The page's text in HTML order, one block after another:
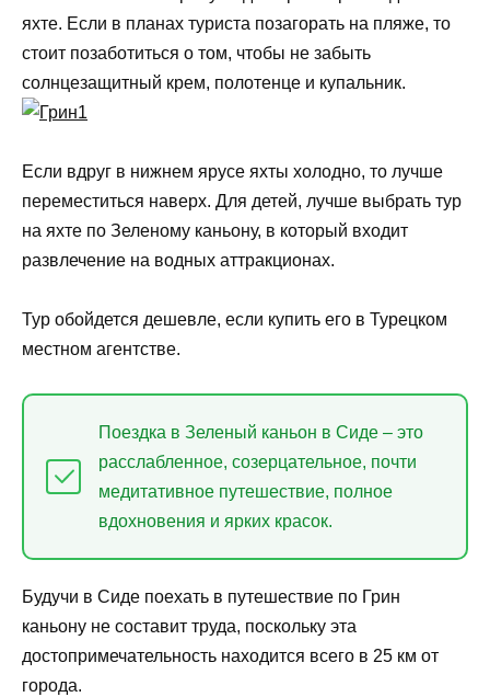
яхте. Если в планах туриста позагорать на пляже, то
стоит позаботиться о том, чтобы не забыть
солнцезащитный крем, полотенце и купальник.
Если вдруг в нижнем ярусе яхты холодно, то лучше
переместиться наверх. Для детей, лучше выбрать тур
на яхте по Зеленому каньону, в который входит
развлечение на водных аттракционах.
Тур обойдется дешевле, если купить его в Турецком
местном агентстве.
Поездка в Зеленый каньон в Сиде – это
расслабленное, созерцательное, почти
медитативное путешествие, полное
вдохновения и ярких красок.
Будучи в Сиде поехать в путешествие по Грин
каньону не составит труда, поскольку эта
достопримечательность находится всего в 25 км от
города.